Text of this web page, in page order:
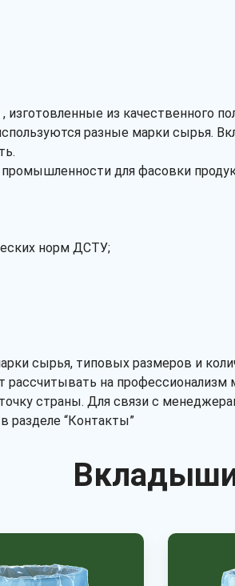
из качественного
разные марки сырья.
для фасовки
норм ДСТУ;
сырья, типовых размеров и
на
страны. Для связи с
разделе “Контакты”